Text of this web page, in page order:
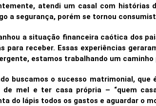
atendi um casal com histórias
a segurança, porém se tornou
a situação financeira caótica dos
para receber. Essas experiências
estamos trabalhando um
buscamos o sucesso matrimonial,
mel e ter casa própria – “quem
do lápis todos os gastos e aguardar o